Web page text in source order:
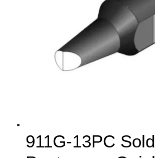
911G-13PC